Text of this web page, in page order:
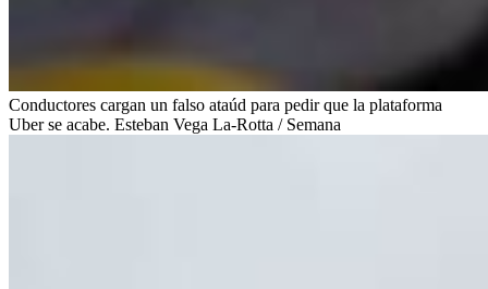
Conductores cargan un falso ataúd para pedir que la plataforma
Uber se acabe. Esteban Vega La-Rotta / Semana